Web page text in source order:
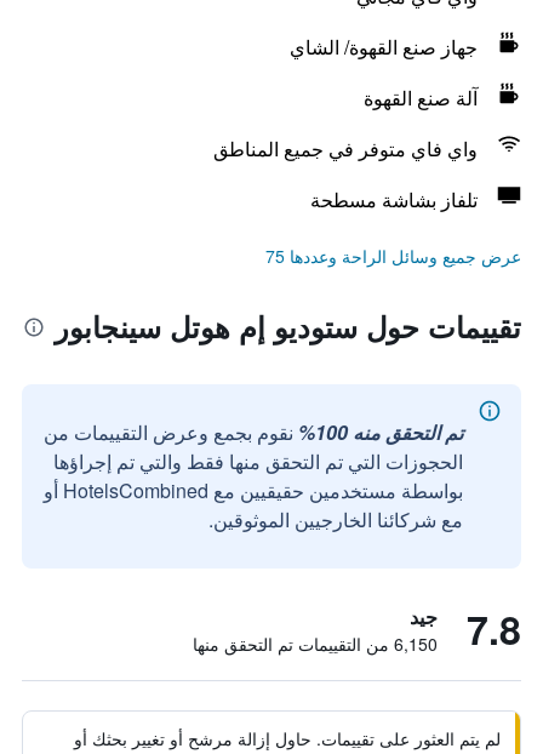
جهاز صنع القهوة/ الشاي
آلة صنع القهوة
واي فاي متوفر في جميع المناطق
تلفاز بشاشة مسطحة
عرض جميع وسائل الراحة وعددها 75
تقييمات حول ستوديو إم هوتل سينجابور
تم التحقق منه 100%
نقوم بجمع وعرض التقييمات من
الحجوزات التي تم التحقق منها فقط والتي تم إجراؤها
بواسطة مستخدمين حقيقيين مع HotelsCombined أو
مع شركائنا الخارجيين الموثوقين.
7.8 جيد
6,150 من التقييمات تم التحقق منها
لم يتم العثور على تقييمات. حاول إزالة مرشح أو تغيير بحثك أو